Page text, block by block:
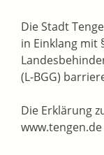
Die Stadt
in Einklang mit
(L-BGG)
Die Erklärung
www.tengen.de